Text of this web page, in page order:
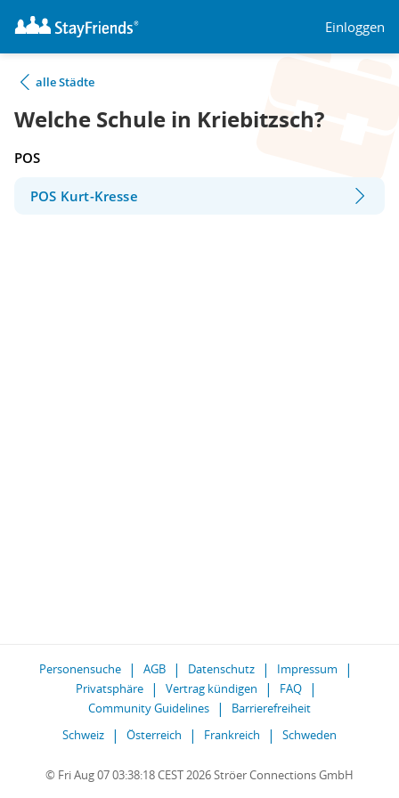
Einloggen
alle Städte
Welche Schule in Kriebitzsch?
POS
POS Kurt-Kresse
Personensuche AGB Datenschutz
Impressum
Privatsphäre
Vertrag kündigen
FAQ
Community Guidelines
Barrierefreiheit
Schweiz
Österreich Frankreich Schweden
© Fri Aug 07 03:38:18 CEST 2026 Ströer Connections GmbH